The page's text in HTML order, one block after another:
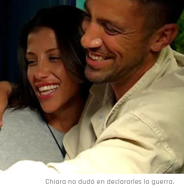
Chiara no dudó en declararles la guerra.